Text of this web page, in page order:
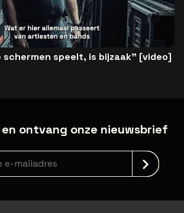
speelt, is bijzaak" [video]
ontvang onze nieuwsbrief